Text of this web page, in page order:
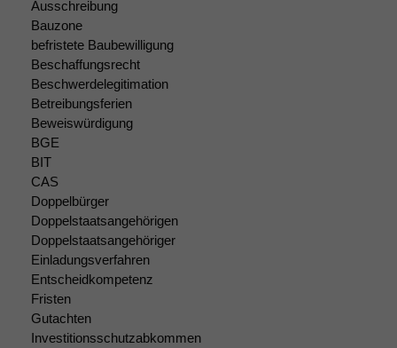
Ausschreibung
Bauzone
befristete Baubewilligung
Beschaffungsrecht
Beschwerdelegitimation
Betreibungsferien
Beweiswürdigung
BGE
BIT
CAS
Doppelbürger
Doppelstaatsangehörigen
Doppelstaatsangehöriger
Einladungsverfahren
Entscheidkompetenz
Fristen
Gutachten
Investitionsschutzabkommen